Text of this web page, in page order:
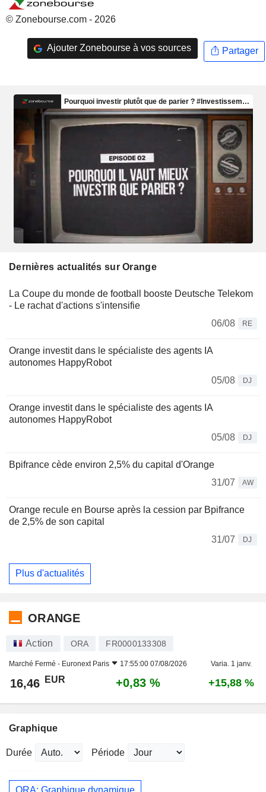
© Zonebourse.com - 2026
Ajouter Zonebourse à vos sources Partager
Dernières actualités sur Orange
La Coupe du monde de football booste Deutsche Telekom
- Le rachat d'actions s'intensifie
06/08
RE
Orange investit dans le spécialiste des agents IA
autonomes HappyRobot
05/08
DJ
Orange investit dans le spécialiste des agents IA
autonomes HappyRobot
05/08
DJ
Bpifrance cède environ 2,5% du capital d'Orange
31/07
AW
Orange recule en Bourse après la cession par Bpifrance
de 2,5% de son capital
31/07
DJ
Plus d'actualités
ORANGE
Action ORA FR0000133308
Marché Fermé - Euronext Paris 17:55:00 07/08/2026 Varia. 1 janv.
16,46 EUR +0,83 % +15,88 %
Graphique
Durée Période